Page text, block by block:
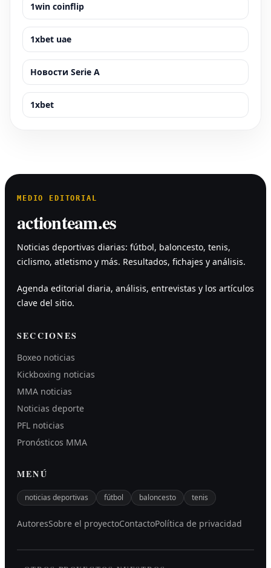
1win coinflip
1xbet uae
Новости Serie A
1xbet
MEDIO EDITORIAL
actionteam.es
Noticias deportivas diarias: fútbol, baloncesto, tenis,
ciclismo, atletismo y más. Resultados, fichajes y análisis.
Agenda editorial diaria, análisis, entrevistas y los artículos
clave del sitio.
SECCIONES
Boxeo noticias
Kickboxing noticias
MMA noticias
Noticias deporte
PFL noticias
Pronósticos MMA
MENÚ
noticias deportivas fútbol baloncesto tenis
AutoresSobre el proyectoContactoPolítica de privacidad